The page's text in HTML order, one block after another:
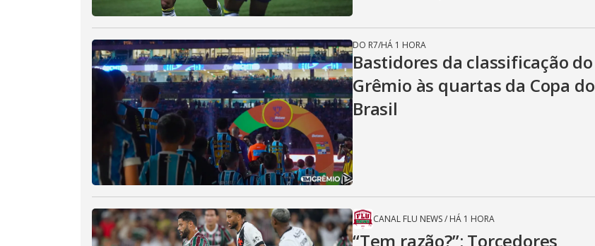
DO R7/HÁ 1 HORA
Bastidores da classificação do
Grêmio às quartas da Copa do
Brasil
CANAL FLU NEWS/ HÁ 1 HORA
“Tem razão?”: Torcedores